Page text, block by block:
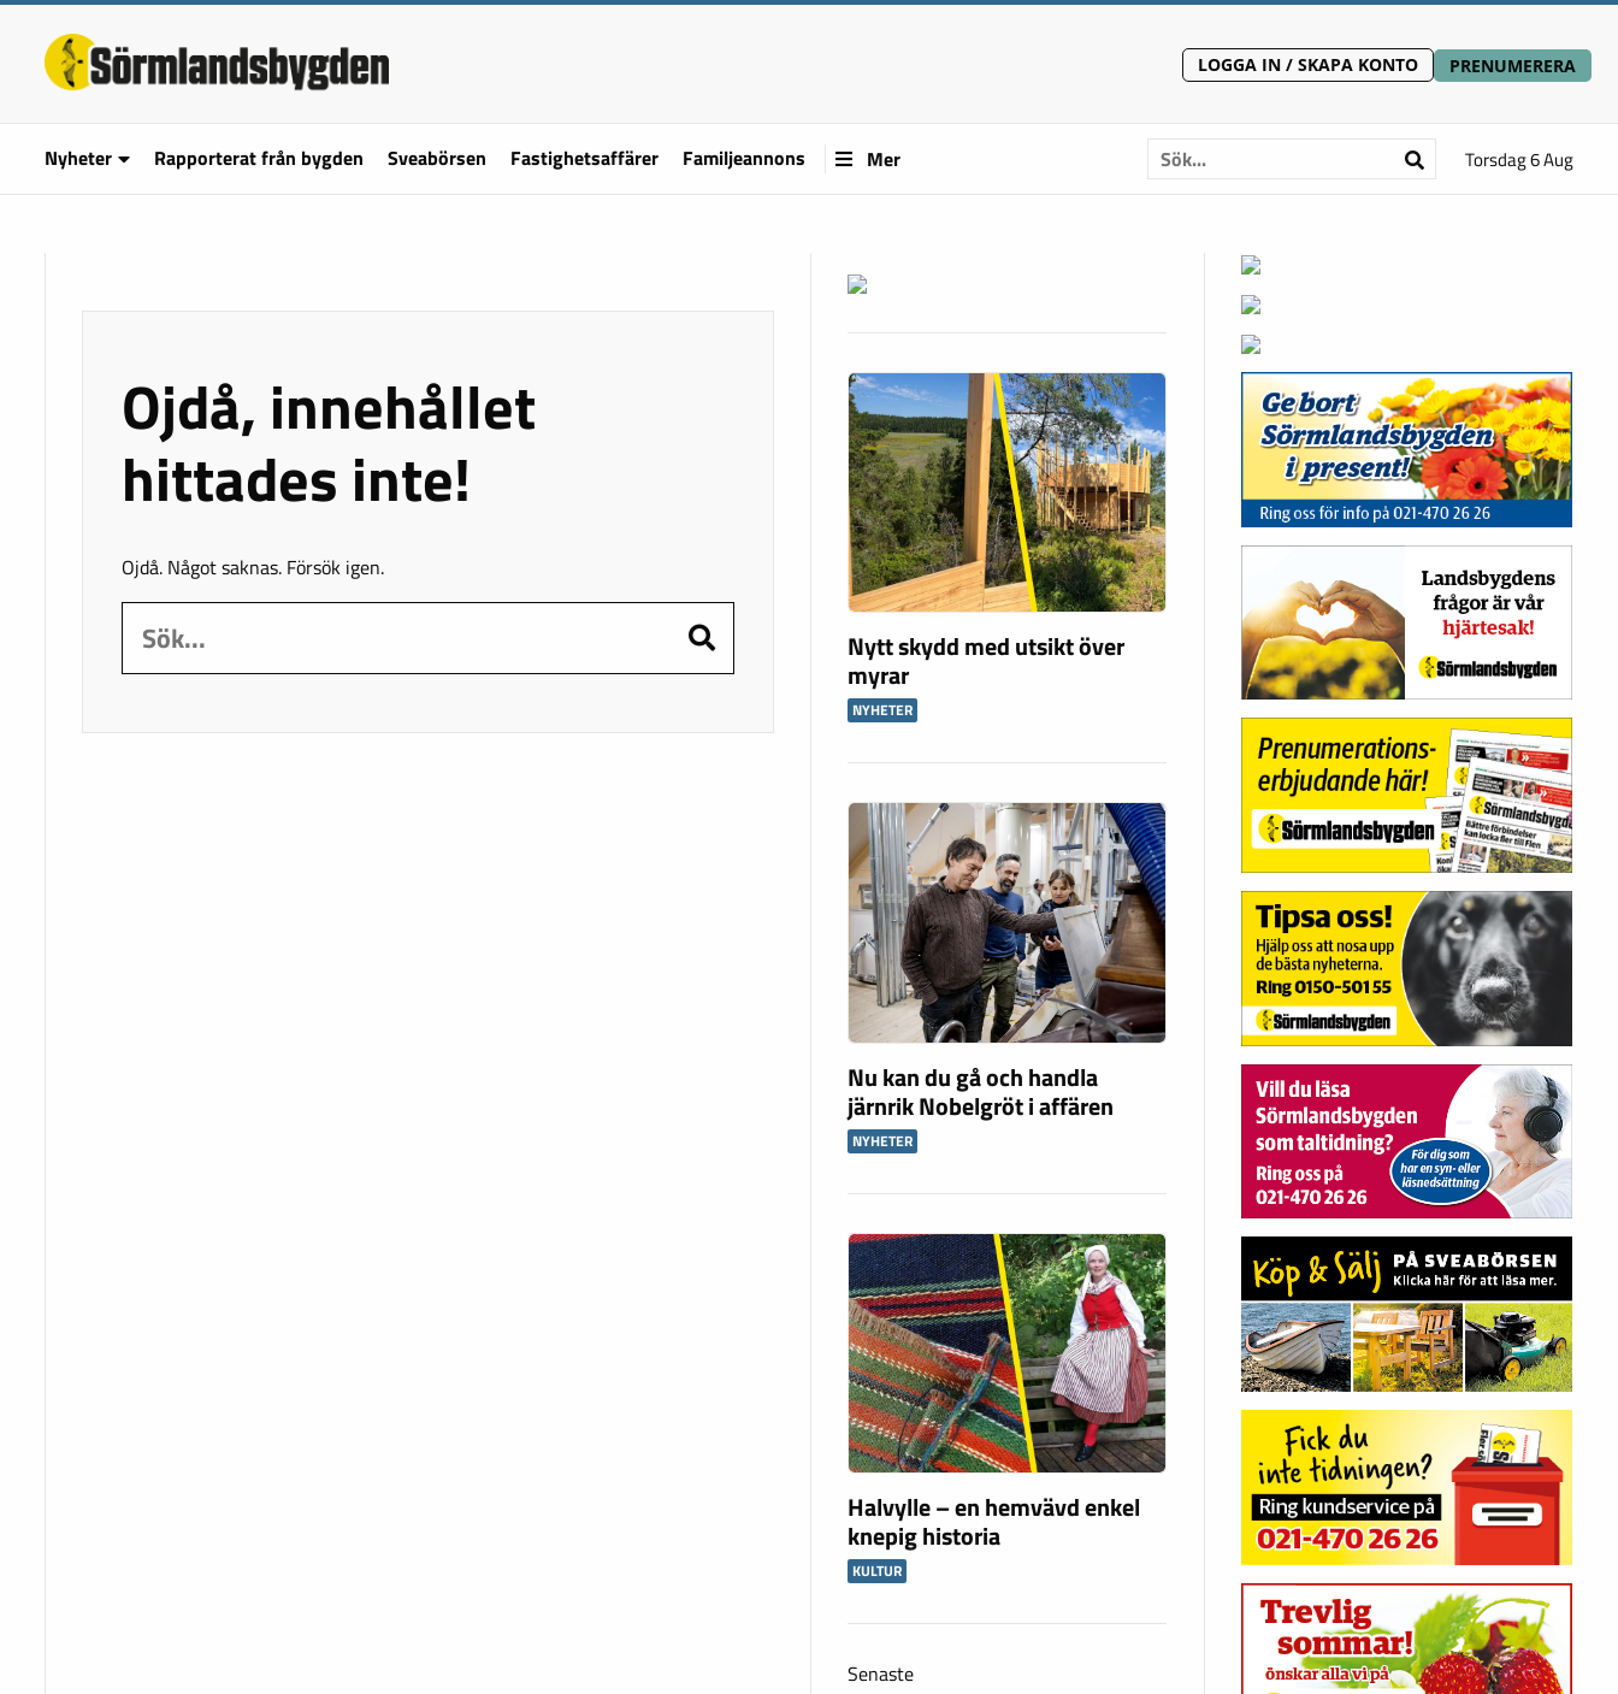
LOGGA IN / SKAPA KONTO PRENUMERERA
Nyheter Rapporterat från bygden Sveabörsen Fastighetsaffärer Familjeannons Mer Torsdag 6 Aug
Ojdå, innehållet
hittades inte!
Ojdå. Något saknas. Försök igen.
Nytt skydd med utsikt över
myrar
NYHETER
Nu kan du gå och handla
järnrik Nobelgröt i affären
NYHETER
Halvylle – en hemvävd enkel
knepig historia
KULTUR
Senaste